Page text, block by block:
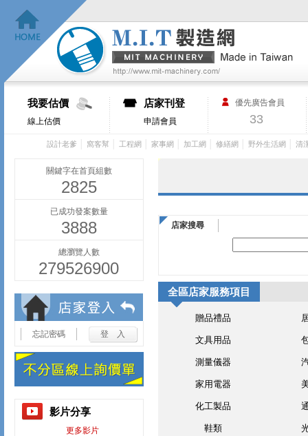
我要估價
線上估價
店家刊登
申請會員
優先廣告會員
33
設計老爹 窩客幫 工程網 家事網 加工網 修繕網 野外生活網 清
關鍵字在首頁組數
2825
已成功發案數量
3888
總瀏覽人數
279526900
忘記密碼
影片分享
更多影片
店家搜尋
全區店家服務項目
贈品禮品
文具用品
測量儀器
家用電器
化工製品
鞋類